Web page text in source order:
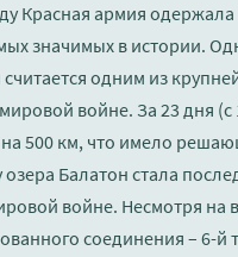
Красная армия
значимых в истории.
одним из
войне. За 23 дня
500 км, что имело
Балатон стала
войне. Несмотря на
соединения – 6-